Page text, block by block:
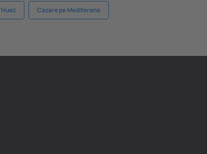
Cazare pe Mediterana